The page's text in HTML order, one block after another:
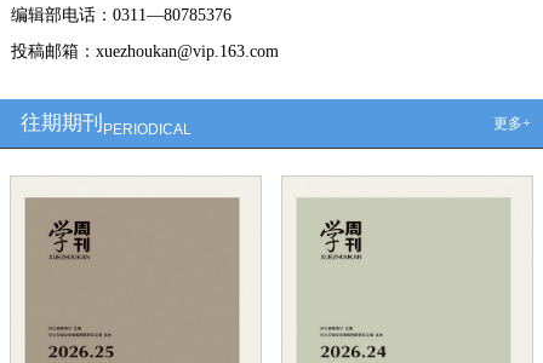
编辑部电话：0311—80785376
投稿邮箱：xuezhoukan@vip.163.com
往期期刊 PERIODICAL 更多+